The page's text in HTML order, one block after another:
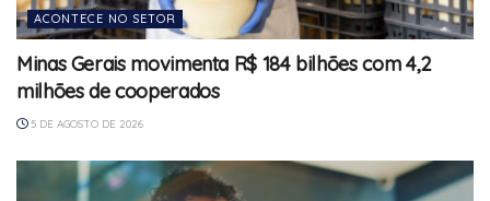
ACONTECE NO SETOR
Minas Gerais movimenta R$ 184 bilhões com 4,2
milhões de cooperados
5 DE AGOSTO DE 2026